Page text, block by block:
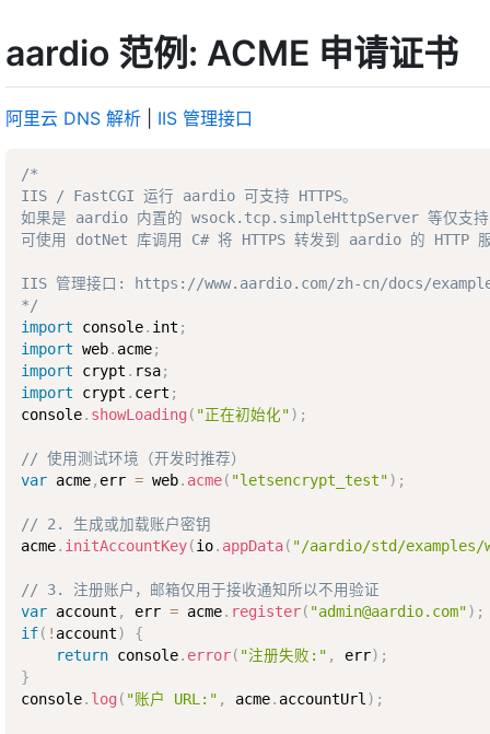
aardio 范例: ACME 申请证书
阿里云 DNS 解析 IIS 管理接口
/*
IIS / FastCGI 运行 aardio 可支持 HTTPS。
如果是 aardio 内置的 wsock.tcp.simpleHttpServer 等仅支持
可使用 dotNet 库调用 C# 将 HTTPS 转发到 aardio 的 HTTP 服
IIS 管理接口: https://www.aardio.com/zh-cn/docs/
*/
import console. int ;
import web. acme;
import crypt . rsa;
import crypt . cert ;
console. showLoading ( "正在初始化") ;
// 使用测试环境（开发时推荐）
var acme, err = web. acme( "letsencrypt_test") ;
// 2. 生成或加载账户密钥
acme. initAccountKey(io. appData( "/aardio/std/examples/
// 3. 注册账户，邮箱仅用于接收通知所以不用验证
var account , err = acme. register( "admin@aardio.com") ;
if( ! account)
{
return console. error( "注册失败:" , err) ;
}
console. log ( "账户 URL:" , acme. accountUrl ) ;